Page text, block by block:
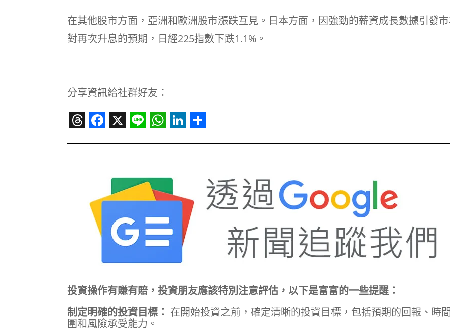
在其他股市方面，亞洲和歐洲股市漲跌互見。日本方面，因強勁的薪資成長數據引發
對再次升息的預期，日經225指數下跌1.1%。
分享資訊給社群好友：
投資操作有賺有賠，投資朋友應該特別注意評估，以下是富富的一些提醒：
制定明確的投資目標： 在開始投資之前，確定清晰的投資目標，包括預期的回報、時
圍和風險承受能力。